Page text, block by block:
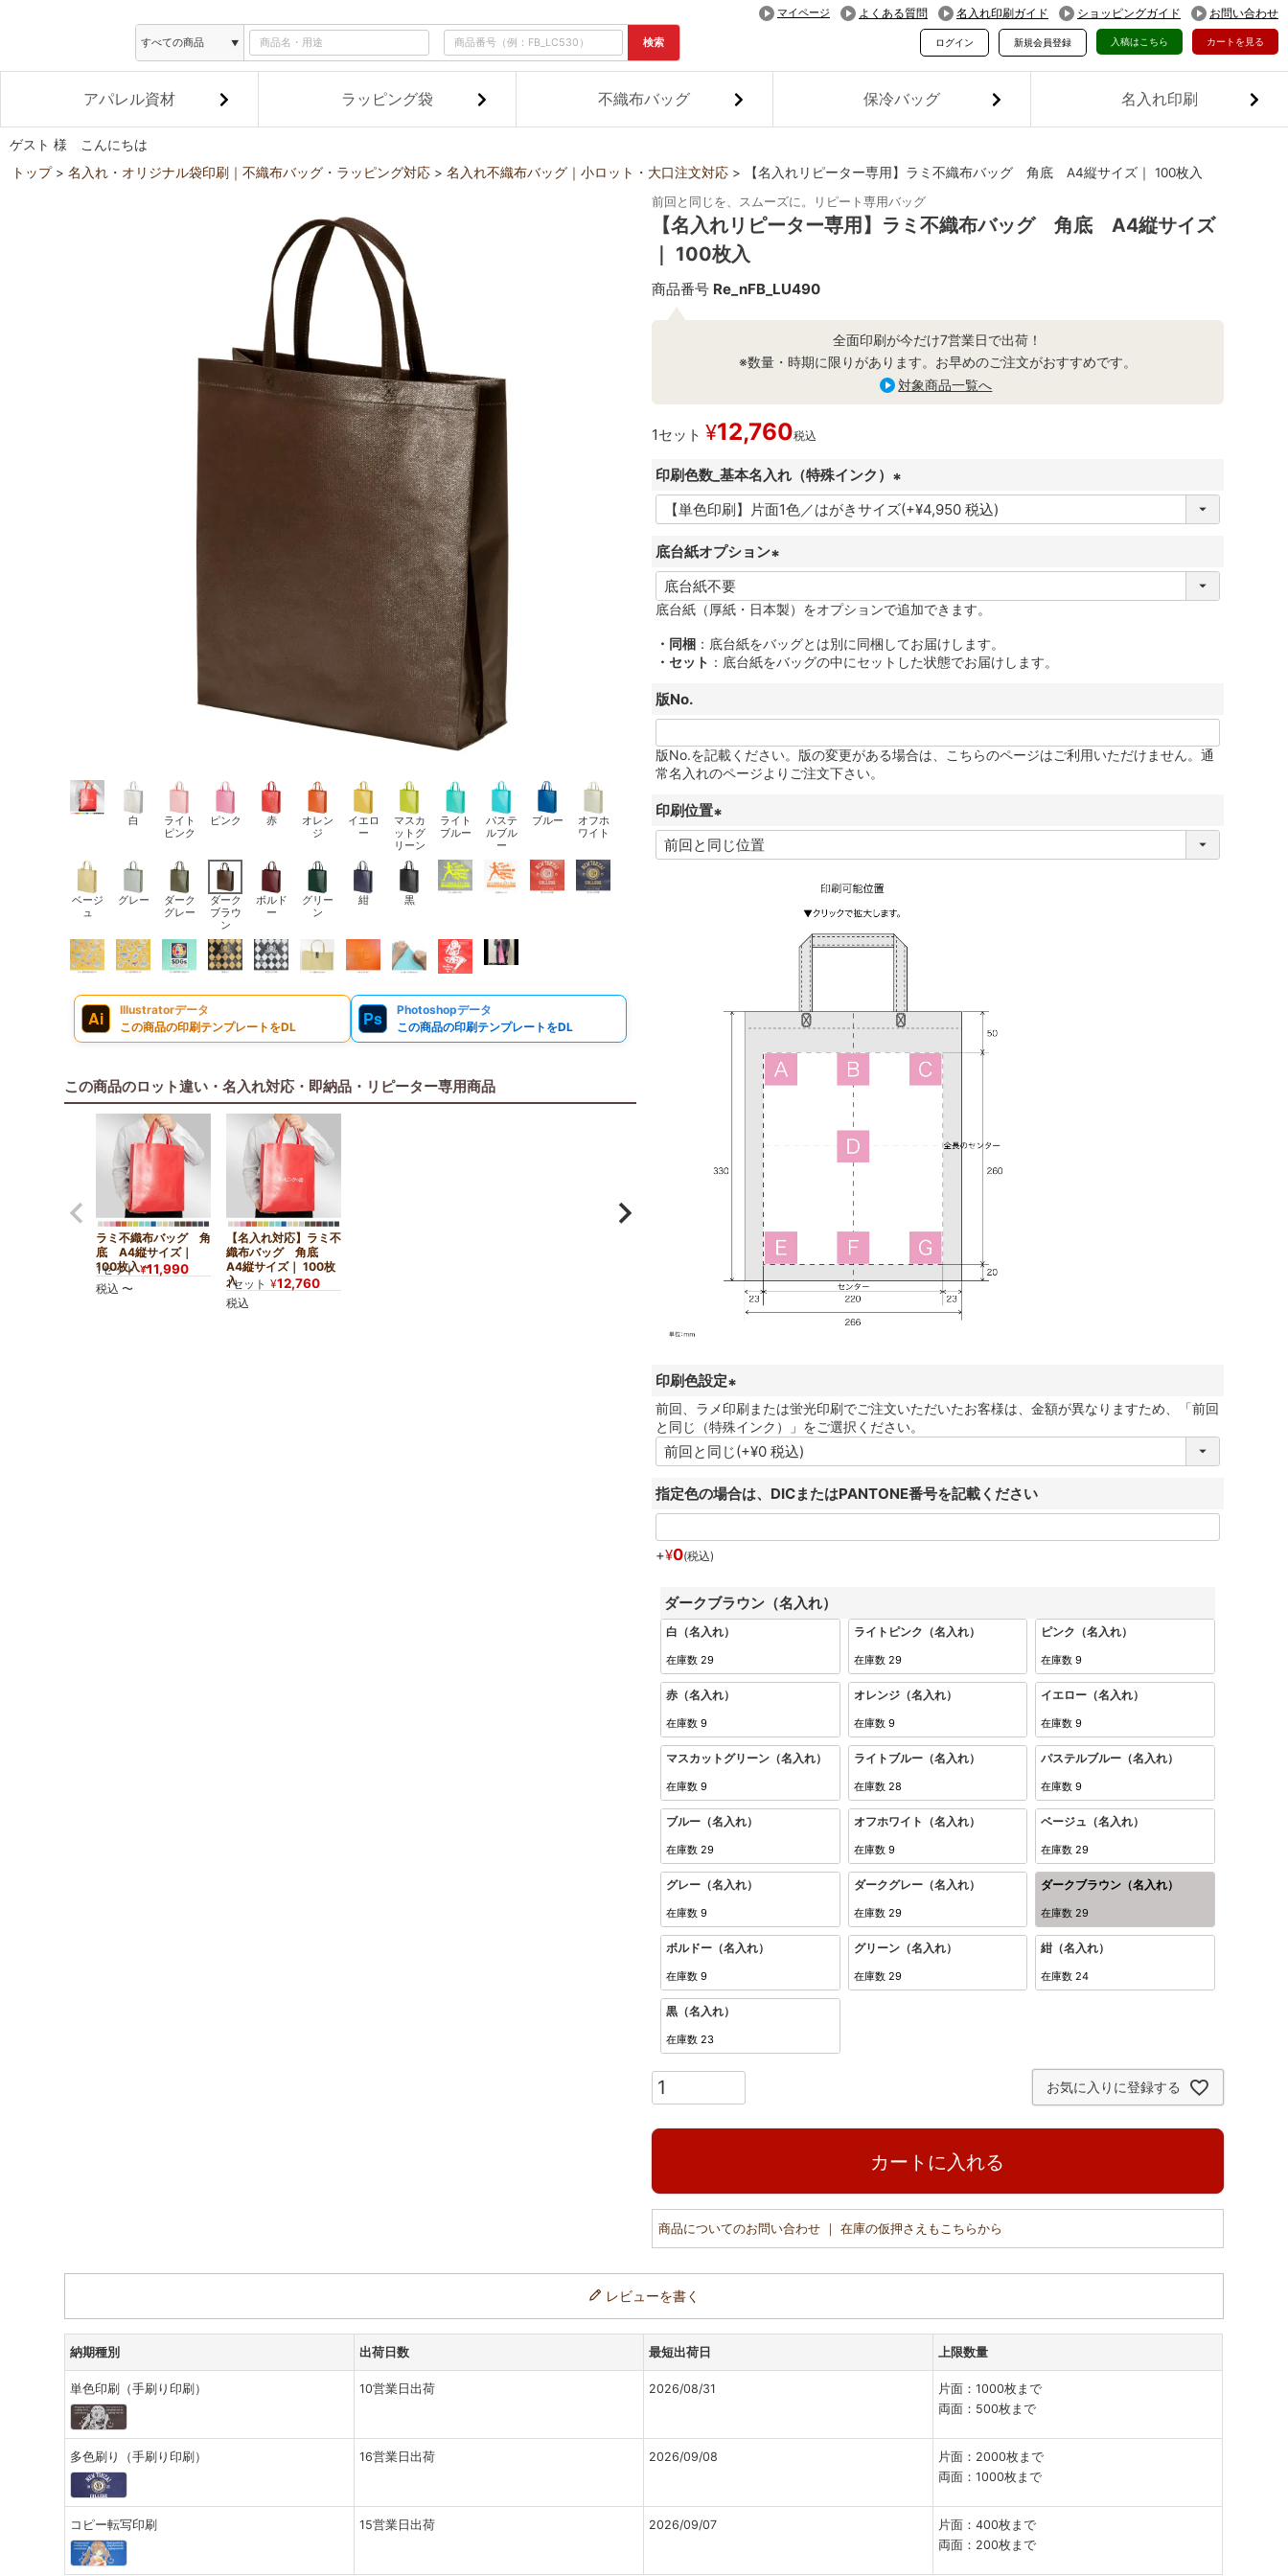
検索
マイページ よくある質問 名入れ印刷ガイド ショッピングガイド お問い合わせ
カートを見る
入稿はこちら
ログイン 新規会員登録
アパレル資材 ラッピング袋 不織布バッグ 保冷バッグ 名入れ印刷
ゲスト 様 こんにちは
トップ 名入れ・オリジナル袋印刷｜不織布バッグ・ラッピング対応 名入れ不織布バッグ｜小ロット・大口注文対応 【名入れリピーター専用】ラミ不織布バッグ 角底 A4縦サイズ｜ 100枚入
白
ライト
ピンク
ピンク 赤
オレン
ジ
イエロ
ー
マスカ
ットグ
リーン
ライト
ブルー
パステ
ルブル
ー
ブルー
オフホ
ワイト
ベージ
ュ
グレー
ダーク
グレー
ダーク
ブラウ
ン
ボルド
ー
グリー
ン
紺 黒
Ai
Illustratorデータ
この商品の印刷テンプレートをDL
Ps
Photoshopデータ
この商品の印刷テンプレートをDL
この商品のロット違い・名入れ対応・即納品・リピーター専用商品
ラミ不織布バッグ 角
底 A4縦サイズ｜
100枚入～
1セット ¥11,990
税込 〜
【名入れ対応】ラミ不
織布バッグ 角底
A4縦サイズ｜ 100枚
入
1セット ¥12,760
税込
前回と同じを、スムーズに。リピート専用バッグ
【名入れリピーター専用】ラミ不織布バッグ 角底 A4縦サイズ
｜ 100枚入
商品番号 Re_nFB_LU490
全面印刷が今だけ7営業日で出荷！
※数量・時期に限りがあります。お早めのご注文がおすすめです。
対象商品一覧へ
1セット ¥12,760税込
印刷色数_基本名入れ（特殊インク）
(
必
)
底台紙オプション
必
)
底台紙（厚紙・日本製）をオプションで追加できます。
・同梱 ：底台紙をバッグとは別に同梱してお届けします。
・セット ：底台紙をバッグの中にセットした状態でお届けします。
版No.
版No.を記載ください。版の変更がある場合は、こちらのページはご利用いただけません。通
常名入れのページよりご注文下さい。
印刷位置
(
必
印刷色設定
(
必
須
)
前回、ラメ印刷または蛍光印刷でご注文いただいたお客様は、金額が異なりますため、「前回
と同じ（特殊インク）」をご選択ください。
指定色の場合は、DICまたはPANTONE番号を記載ください
+¥0 税込
ダークブラウン（名入れ）
白（名入れ）
在庫数 29
ライトピンク（名入れ）
在庫数 29
ピンク（名入れ）
在庫数 9
赤（名入れ）
在庫数 9
オレンジ（名入れ）
在庫数 9
イエロー（名入れ）
在庫数 9
マスカットグリーン（名入れ）
在庫数 9
ライトブルー（名入れ）
在庫数 28
パステルブルー（名入れ）
在庫数 9
ブルー（名入れ）
在庫数 29
オフホワイト（名入れ）
在庫数 9
ベージュ（名入れ）
在庫数 29
グレー（名入れ）
在庫数 9
ダークグレー（名入れ）
在庫数 29
ダークブラウン（名入れ）
在庫数 29
ボルドー（名入れ）
在庫数 9
グリーン（名入れ）
在庫数 29
紺（名入れ）
在庫数 24
黒（名入れ）
在庫数 23
お気に入りに登録する
カートに入れる
商品についてのお問い合わせ ｜ 在庫の仮押さえもこちらから
レビューを書く
納期種別 出荷日数 最短出荷日 上限数量
単色印刷（手刷り印刷） 10営業日出荷 2026/08/31
片面：1000枚まで
両面：500枚まで
多色刷り（手刷り印刷） 16営業日出荷 2026/09/08
片面：2000枚まで
両面：1000枚まで
コピー転写印刷 15営業日出荷 2026/09/07
片面：400枚まで
両面：200枚まで